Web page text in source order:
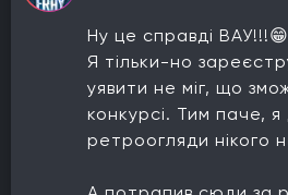
Ну це справді ВАУ!!!😁
Я тільки-но
уявити не міг, що
конкурсі. Тим паче,
ретроогляди нікого